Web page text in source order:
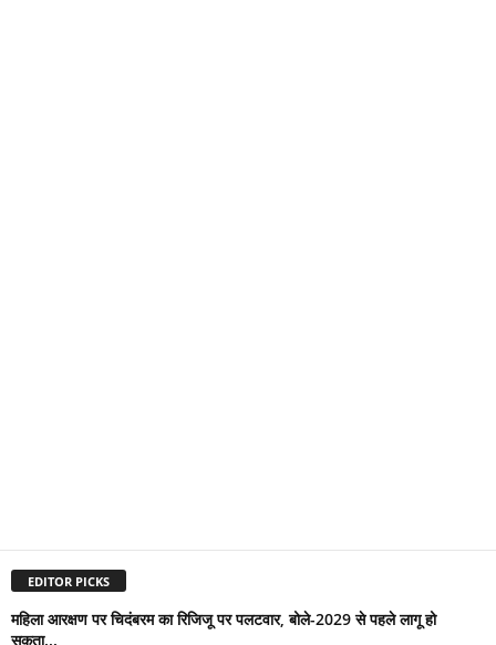
EDITOR PICKS
महिला आरक्षण पर चिदंबरम का रिजिजू पर पलटवार, बोले-2029 से पहले लागू हो
सकता...